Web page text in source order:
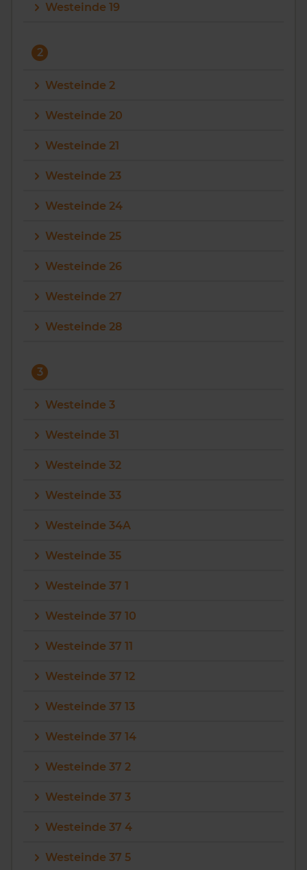
Westeinde 19
2
Westeinde 2
Westeinde 20
Westeinde 21
Westeinde 23
Westeinde 24
Westeinde 25
Westeinde 26
Westeinde 27
Westeinde 28
3
Westeinde 3
Westeinde 31
Westeinde 32
Westeinde 33
Westeinde 34A
Westeinde 35
Westeinde 37 1
Westeinde 37 10
Westeinde 37 11
Westeinde 37 12
Westeinde 37 13
Westeinde 37 14
Westeinde 37 2
Westeinde 37 3
Westeinde 37 4
Westeinde 37 5